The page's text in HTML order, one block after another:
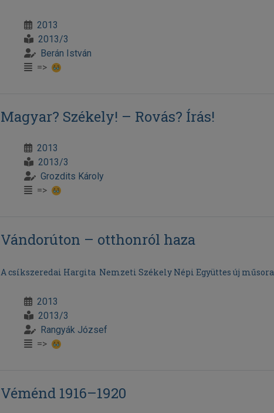
2013
2013/3
Berán István
=>
Magyar? Székely! – Rovás? Írás!
2013
2013/3
Grozdits Károly
=>
Vándorúton – otthonról haza
A csíkszeredai Hargita Nemzeti Székely Népi Együttes új műsora
2013
2013/3
Rangyák József
=>
Véménd 1916–1920